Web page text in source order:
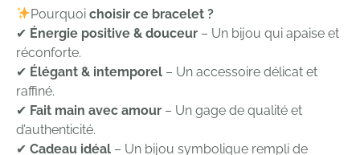
Pourquoichoisir ce bracelet ?
✔ Énergie positive & douceur – Un bijou qui apaise et
réconforte.
✔ Élégant & intemporel – Un accessoire délicat et
raffiné.
✔ Fait main avec amour – Un gage de qualité et
d’authenticité.
✔ Cadeau idéal – Un bijou symbolique rempli de